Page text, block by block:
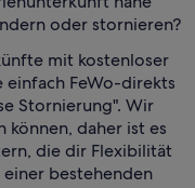
oder stornieren?
mit kostenloser
FeWo-direkts
Stornierung". Wir
können, daher ist es
die dir Flexibilität
bestehenden